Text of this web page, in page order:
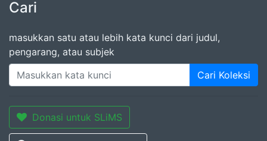
Cari
masukkan satu atau lebih kata kunci dari judul,
pengarang, atau subjek
Cari Koleksi
Donasi untuk SLiMS